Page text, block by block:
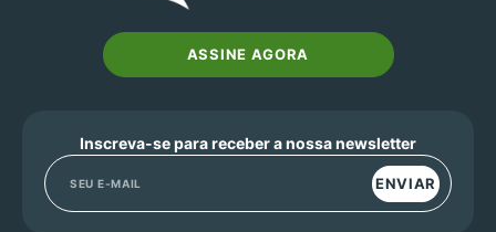
ASSINE AGORA
Inscreva-se para receber a nossa newsletter
ENVIAR